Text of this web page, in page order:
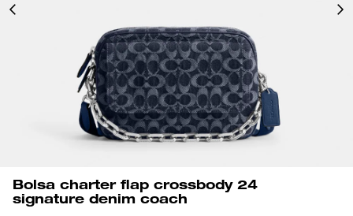
Bolsa charter flap crossbody 24
signature denim coach